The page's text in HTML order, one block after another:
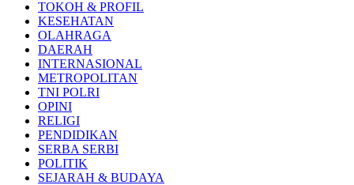
TOKOH & PROFIL
KESEHATAN
OLAHRAGA
DAERAH
INTERNASIONAL
METROPOLITAN
TNI POLRI
OPINI
RELIGI
PENDIDIKAN
SERBA SERBI
POLITIK
SEJARAH & BUDAYA